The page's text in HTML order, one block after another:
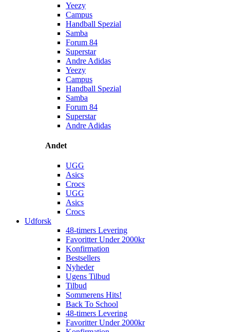
Yeezy
Campus
Handball Spezial
Samba
Forum 84
Superstar
Andre Adidas
Yeezy
Campus
Handball Spezial
Samba
Forum 84
Superstar
Andre Adidas
Andet
UGG
Asics
Crocs
UGG
Asics
Crocs
Udforsk
48-timers Levering
Favoritter Under 2000kr
Konfirmation
Bestsellers
Nyheder
Ugens Tilbud
Tilbud
Sommerens Hits!
Back To School
48-timers Levering
Favoritter Under 2000kr